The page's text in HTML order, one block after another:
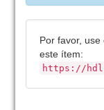
Por favor,
este ítem:
https://